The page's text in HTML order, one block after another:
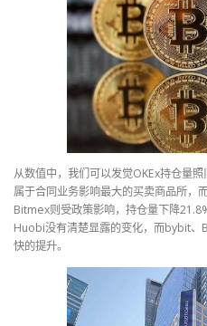
从数值中，我们可以发觉OKEx持仓量
属于合同业务影响最大的买卖商品所，
Bitmex则受政策影响，持仓量下降
Huobi没有清楚显露的变化，而bybit、
快的提升。